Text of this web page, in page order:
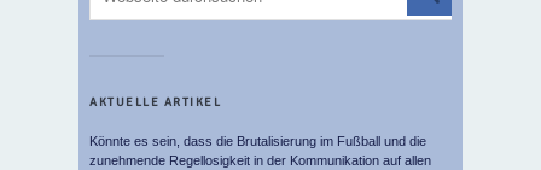
AKTUELLE ARTIKEL
Könnte es sein, dass die Brutalisierung im Fußball und die
zunehmende Regellosigkeit in der Kommunikation auf allen